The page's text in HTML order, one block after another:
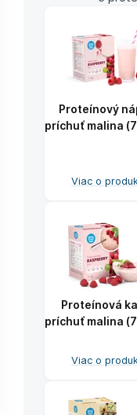
Proteínový
príchuť malina
Viac o
Proteínová
príchuť malina
Viac o